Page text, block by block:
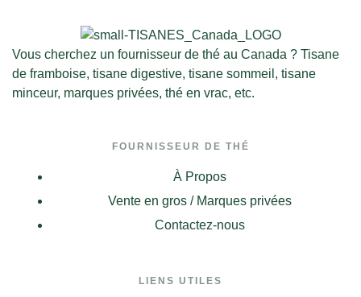
Vous cherchez un fournisseur de thé au Canada ? Tisane
de framboise, tisane digestive, tisane sommeil, tisane
minceur, marques privées, thé en vrac, etc.
FOURNISSEUR DE THÉ
À Propos
Vente en gros / Marques privées
Contactez-nous
LIENS UTILES